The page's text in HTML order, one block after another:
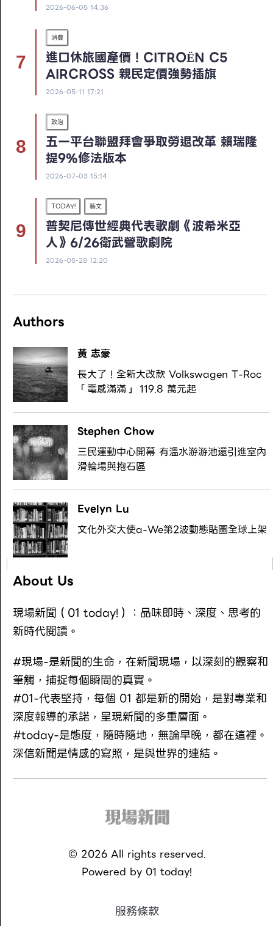
2026-06-05 14:36
消費
進口休旅國產價！CITROËN C5
AIRCROSS 親民定價強勢插旗
2026-05-11 17:21
政治
五一平台聯盟拜會爭取勞退改革 賴瑞隆
提9%修法版本
2026-07-03 15:14
TODAY! 藝文
普契尼傳世經典代表歌劇《波希米亞
人》6/26衛武營歌劇院
2026-05-28 12:20
Authors
黃 志豪
長大了！全新大改款 Volkswagen T-Roc
「電感滿滿」 119.8 萬元起
Stephen Chow
三民運動中心開幕 有溫水游游池還引進室內
滑輪場與抱石區
Evelyn Lu
文化外交大使a-We第2波動態貼圖全球上架
About Us
現場新聞（01 today!）：品味即時、深度、思考的
新時代閱讀。
#現場-是新聞的生命，在新聞現場，以深刻的觀察和
筆觸，捕捉每個瞬間的真實。
#01-代表堅持，每個 01 都是新的開始，是對專業和
深度報導的承諾，呈現新聞的多重層面。
#today-是態度，隨時隨地，無論早晚，都在這裡。
深信新聞是情感的寫照，是與世界的連結。
© 2026All rights reserved.
Powered by 01 today!
服務條款